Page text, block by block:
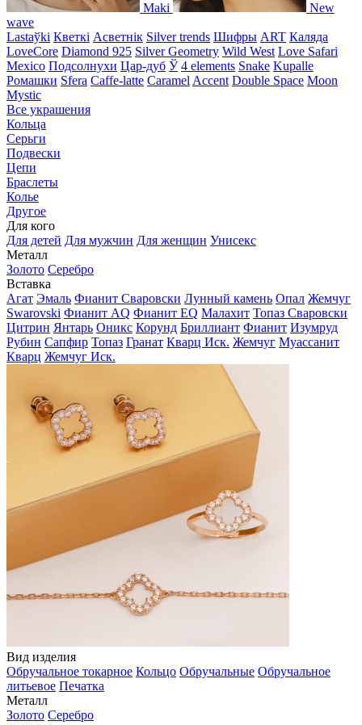
Maki
New
wave
Lastaўki Кветкі Асветнiк Silver trends Шифры ART Каляда
LoveCore Diamond 925 Silver Geometry Wild West Love Safari
Mexico Подсолнухи Цар-дуб Ў 4 elements Snake Kupalle
Ромашки Sfera Caffe-latte Caramel Accent Double Space Moon
Mystic
Все украшения
Кольца
Серьги
Подвески
Цепи
Браслеты
Колье
Другое
Для кого
Для детей Для мужчин Для женщин Унисекс
Металл
Золото Серебро
Вставка
Агат Эмаль Фианит Сваровски Лунный камень Опал Жемчуг
Swarovski Фианит AQ Фианит EQ Малахит Топаз Сваровски
Цитрин Янтарь Оникс Корунд Бриллиант Фианит Изумруд
Рубин Сапфир Топаз Гранат Кварц Иск. Жемчуг Муассанит
Кварц Жемчуг Иск.
Вид изделия
Обручальное токарное Кольцо Обручальные Обручальное
литьевое Печатка
Металл
Золото Серебро